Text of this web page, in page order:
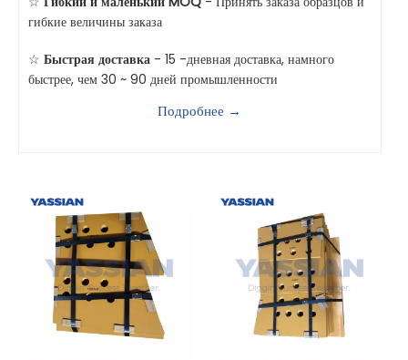
гибкие величины заказа
☆ Быстрая доставка - 15 -дневная доставка, намного
быстрее, чем 30 ~ 90 дней промышленности
Подробнее →